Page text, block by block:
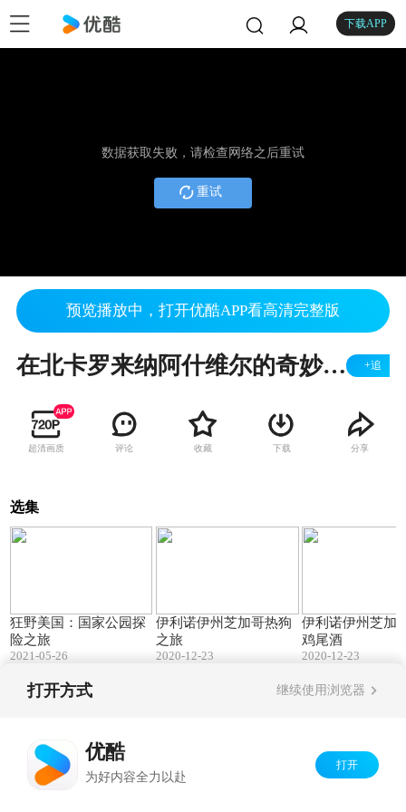
下载APP
数据获取失败，请检查网络之后重试
重试
预览播放中，打开优酷APP看高清完整版
在北卡罗来纳阿什维尔的奇妙历险 +追
超清画质 评论 收藏 下载 分享
选集
狂野美国：国家公园探
险之旅
2021-05-26
伊利诺伊州芝加哥热狗
之旅
2020-12-23
伊利诺伊州芝加
鸡尾酒
2020-12-23
打开方式 继续使用浏览器
优酷
为好内容全力以赴
打开